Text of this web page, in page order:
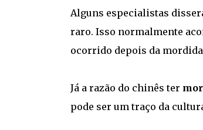
Alguns especialistas
raro. Isso normalmente
ocorrido depois da
Já a razão do chinês ter
pode ser um traço da